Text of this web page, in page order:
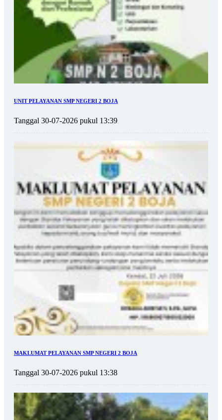
UNIT PELAYANAN SMP NEGERI 2 BOJA
Tanggal 30-07-2026 pukul 13:39
MAKLUMAT PELAYANAN SMP NEGERI 2 BOJA
Tanggal 30-07-2026 pukul 13:38